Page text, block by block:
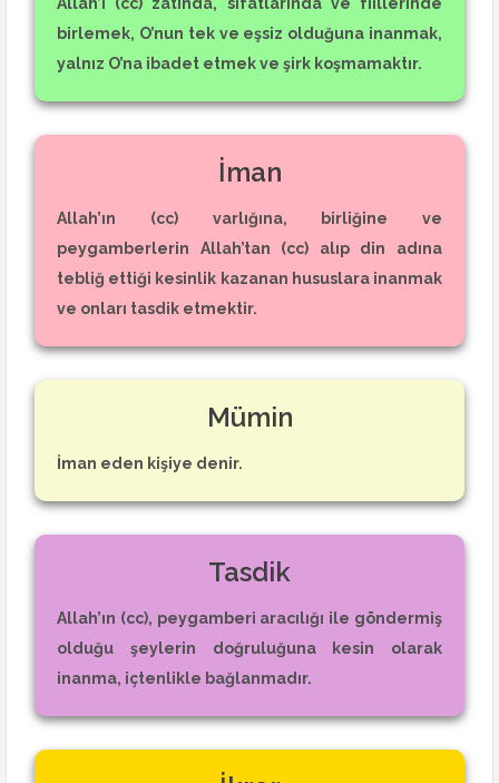
birlemek, O’nun tek ve eşsiz olduğuna inanmak,
yalnız O’na ibadet etmek ve şirk koşmamaktır.
İman
Allah’ın (cc) varlığına, birliğine ve
peygamberlerin Allah’tan (cc) alıp din adına
tebliğ ettiği kesinlik kazanan hususlara inanmak
ve onları tasdik etmektir.
Mümin
İman eden kişiye denir.
Tasdik
Allah’ın (cc), peygamberi aracılığı ile göndermiş
olduğu şeylerin doğruluğuna kesin olarak
inanma, içtenlikle bağlanmadır.